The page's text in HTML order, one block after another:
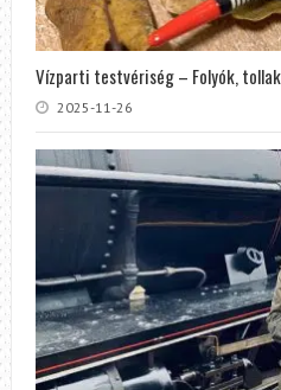
Vízparti testvériség – Folyók,
2025-11-26